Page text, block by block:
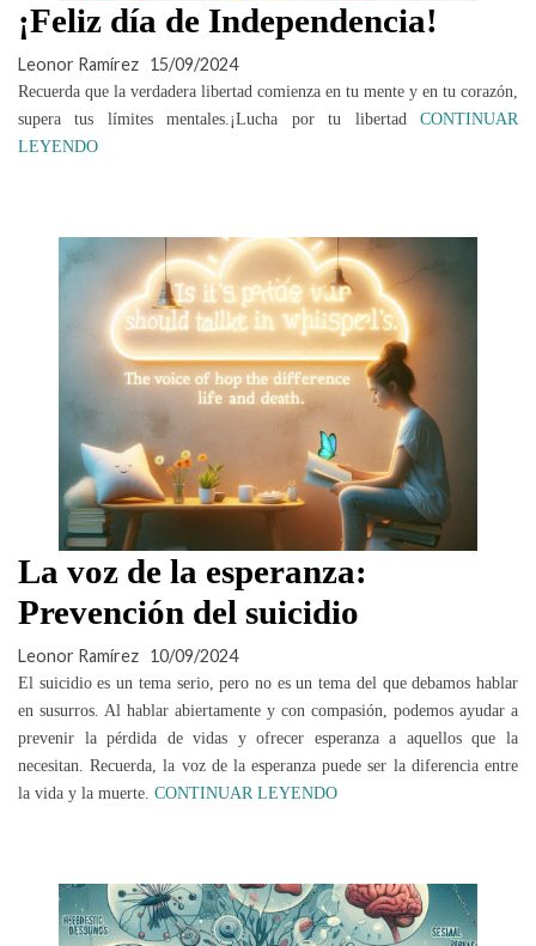
¡Feliz día de Independencia!
Leonor Ramírez 15/09/2024
Recuerda que la verdadera libertad comienza en tu mente y en tu corazón,
supera tus límites mentales.¡Lucha por tu libertad CONTINUAR
LEYENDO
La voz de la esperanza:
Prevención del suicidio
Leonor Ramírez 10/09/2024
El suicidio es un tema serio, pero no es un tema del que debamos hablar
en susurros. Al hablar abiertamente y con compasión, podemos ayudar a
prevenir la pérdida de vidas y ofrecer esperanza a aquellos que la
necesitan. Recuerda, la voz de la esperanza puede ser la diferencia entre
la vida y la muerte. CONTINUAR LEYENDO